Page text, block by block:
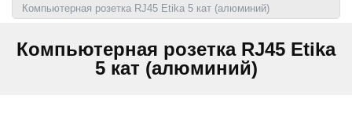
Компьютерная розетка RJ45 Etika 5 кат (алюминий)
Компьютерная розетка RJ45 Etika
5 кат (алюминий)